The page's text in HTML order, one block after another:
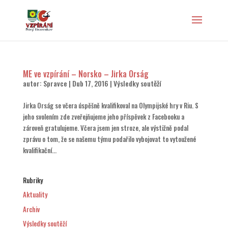
ME ve vzpírání – Norsko – Jirka Orság
autor: Spravce | Dub 17, 2016 |Výsledky soutěží
Jirka Orság se včera úspěšně kvalifikoval na Olympijské hry v Riu. S
jeho svolením zde zveřejňujeme jeho příspěvek z Facebooku a
zároveň gratulujeme. Včera jsem jen stroze, ale výstižně podal
zprávu o tom, že se našemu týmu podařilo vybojovat to vytoužené
kvalifikační...
Rubriky
Aktuality
Archiv
Výsledky soutěží